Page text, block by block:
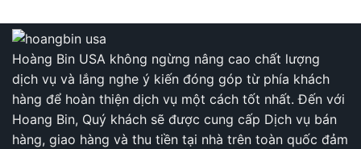
460.000 ₫
Hoàng Bin USA không ngừng nâng cao chất lượng
dịch vụ và lắng nghe ý kiến đóng góp từ phía khách
hàng để hoàn thiện dịch vụ một cách tốt nhất. Đến với
Hoang Bin, Quý khách sẽ được cung cấp Dịch vụ bán
hàng, giao hàng và thu tiền tại nhà trên toàn quốc đảm